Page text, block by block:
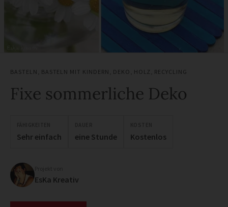
BASTELN BASTELN MIT KINDERN DEKO HOLZ RECYCLING
Fixe sommerliche Deko
Sehr einfach eine Stunde Kostenlos
EsKa Kreativ